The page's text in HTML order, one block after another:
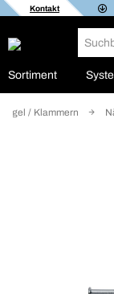
Kontakt
Sortiment
Nägel / Klammern